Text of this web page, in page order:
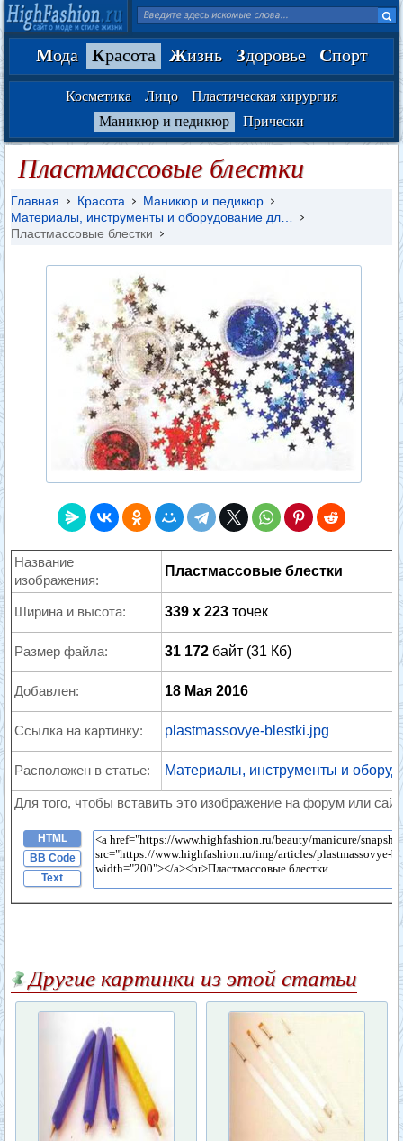
Мода Красота Жизнь Здоровье Спорт
Косметика Лицо
Пластическая хирургия
Маникюр и педикюр
Прически
Пластмассовые блестки
Главная Красота
Маникюр и педикюр
Материалы, инструменты и оборудование дл…
Пластмассовые блестки
Название
изображения:
Пластмассовые блестки
Ширина и высота: 339 x 223 точек
Размер файла: 31 172 байт (31 Кб)
Добавлен: 18 Мая 2016
Ссылка на картинку: plastmassovye-blestki.jpg
Расположен в статье: Материалы, инструменты и
Для того, чтобы вставить это изображение на форум или
HTML
BB Code
Text
Другие картинки из этой статьи